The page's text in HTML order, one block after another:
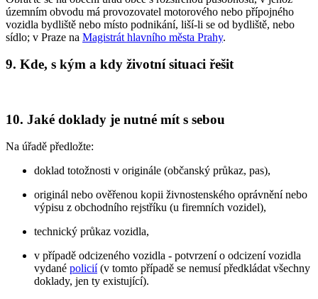
územním obvodu má provozovatel motorového nebo přípojného
vozidla bydliště nebo místo podnikání, liší-li se od bydliště, nebo
sídlo; v Praze na Magistrát hlavního města Prahy.
9. Kde, s kým a kdy životní situaci řešit
10. Jaké doklady je nutné mít s sebou
Na úřadě předložte:
doklad totožnosti v originále (občanský průkaz, pas),
originál nebo ověřenou kopii živnostenského oprávnění nebo
výpisu z obchodního rejstříku (u firemních vozidel),
technický průkaz vozidla,
v případě odcizeného vozidla - potvrzení o odcizení vozidla
vydané policií(v tomto případě se nemusí předkládat všechny
doklady, jen ty existující).